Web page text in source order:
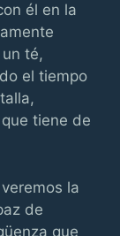
él en la
té,
el tiempo
tiene de
veremos la
de
que